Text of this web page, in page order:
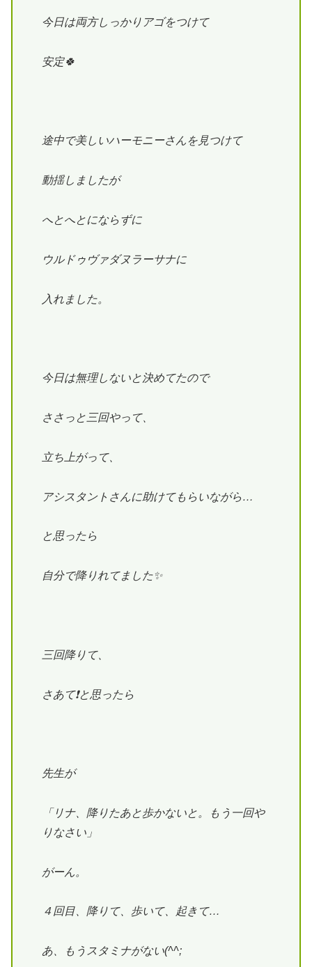
今日は両方しっかりアゴをつけて
安定🍀
途中で美しいハーモニーさんを見つけて
動揺しましたが
へとへとにならずに
ウルドゥヴァダヌラーサナに
入れました。
今日は無理しないと決めてたので
ささっと三回やって、
立ち上がって、
アシスタントさんに助けてもらいながら…
と思ったら
自分で降りれてました✨
三回降りて、
さあて❗と思ったら
先生が
「リナ、降りたあと歩かないと。もう一回や
りなさい」
がーん。
４回目、降りて、歩いて、起きて…
あ、もうスタミナがない(^^;